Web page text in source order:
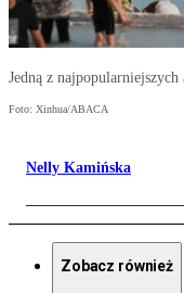
Jedną z
Foto: Xinhua/ABACA
Nelly Kamińska
Zobacz również